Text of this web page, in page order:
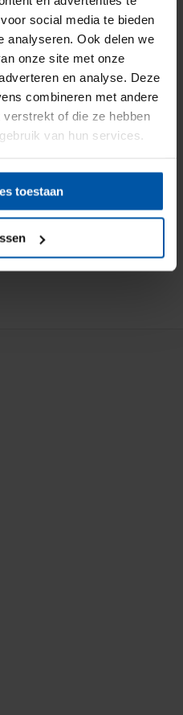
social media te bieden
analyseren. Ook delen we
onze site met onze
en analyse. Deze
combineren met andere
of die ze hebben
van hun services.
toestaan